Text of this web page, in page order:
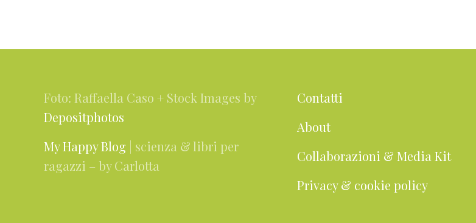
Foto: Raffaella Caso + Stock Images by
Depositphotos
My Happy Blog | scienza & libri per
ragazzi – by Carlotta
Contatti
About
Collaborazioni & Media Kit
Privacy & cookie policy